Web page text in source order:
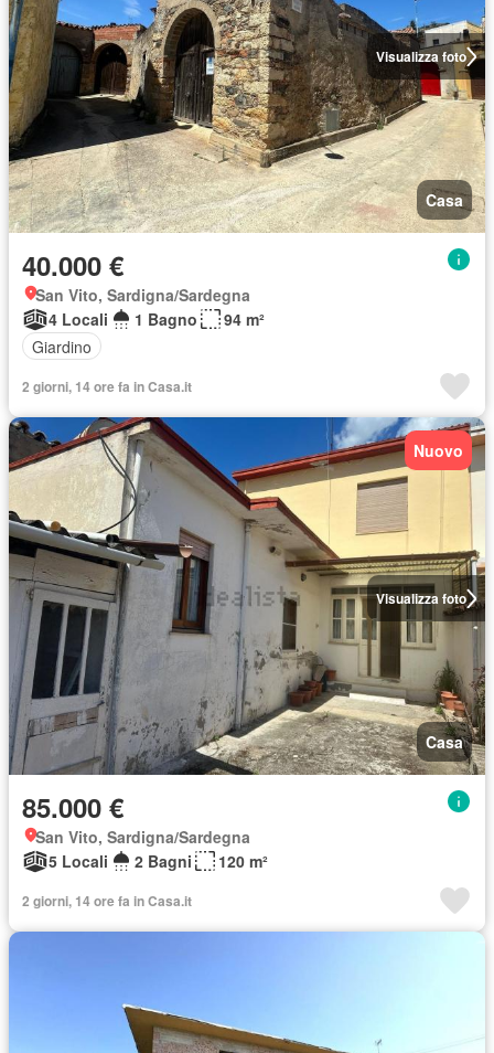
Visualizza foto
Casa
40.000 €
San Vito, Sardigna/Sardegna
4 Locali
1 Bagno
94 m²
Giardino
2 giorni, 14 ore fa in Casa.it
Visualizza foto
Nuovo
Casa
85.000 €
San Vito, Sardigna/Sardegna
5 Locali
2 Bagni 120 m²
2 giorni, 14 ore fa in Casa.it